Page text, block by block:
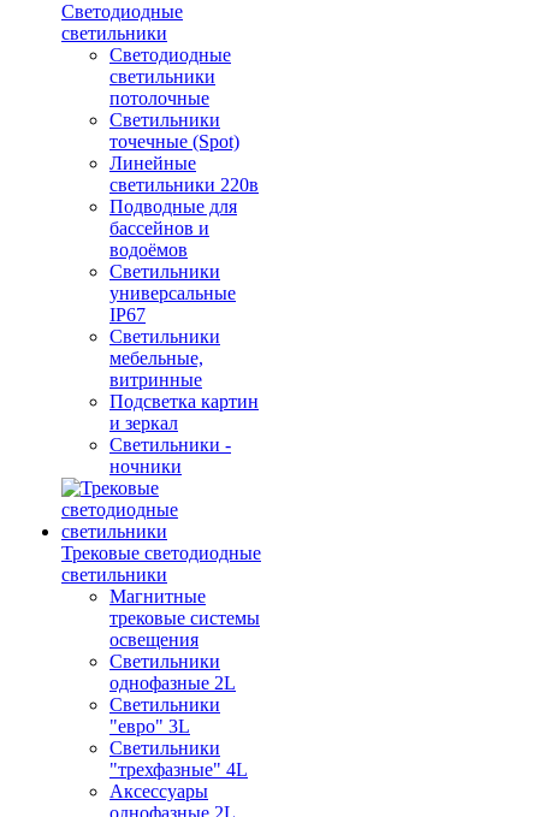
Светодиодные
светильники
Светодиодные
светильники
потолочные
Светильники
точечные (Spot)
Линейные
светильники 220в
Подводные для
бассейнов и
водоёмов
Светильники
универсальные
IP67
Светильники
мебельные,
витринные
Подсветка картин
и зеркал
Светильники -
ночники
Трековые светодиодные
светильники
Магнитные
трековые системы
освещения
Светильники
однофазные 2L
Светильники
"евро" 3L
Светильники
"трехфазные" 4L
Аксессуары
однофазные 2L